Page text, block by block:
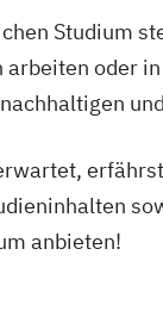
Studium
oder
anbieten!